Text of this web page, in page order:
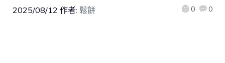
2025/08/12 作者: 鬆餅 0 0